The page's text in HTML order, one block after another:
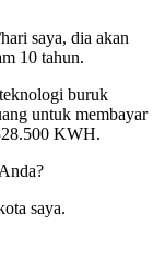
saya, dia akan
10 tahun.
buruk
untuk membayar
KWH.
saya.